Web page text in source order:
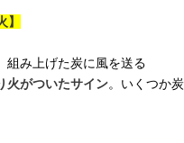
組み上げた炭に風を送る
火がついたサイン。いくつか